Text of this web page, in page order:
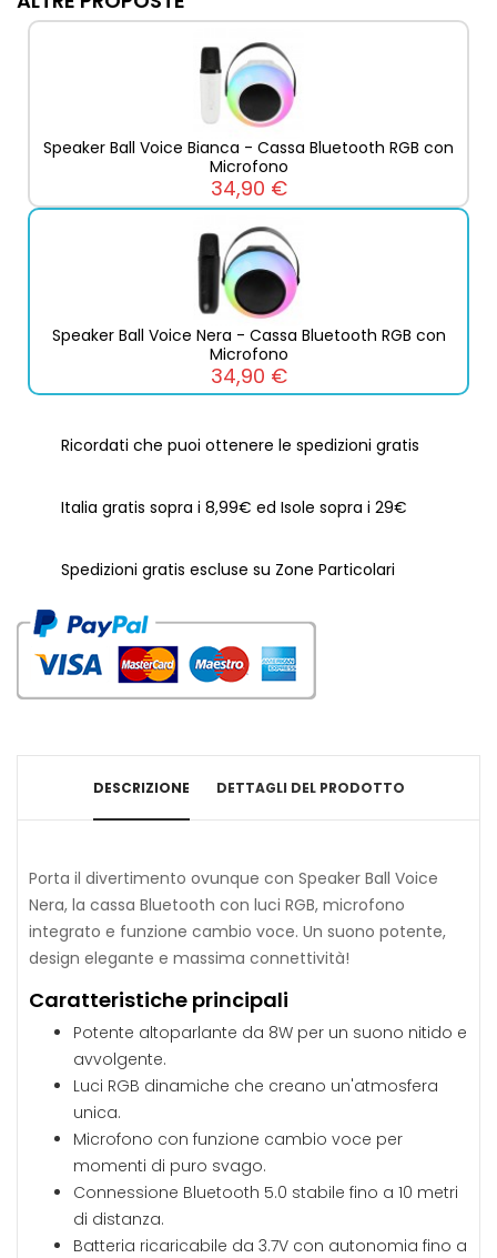
Speaker Ball Voice Bianca - Cassa Bluetooth RGB con
Microfono
34,90 €
Speaker Ball Voice Nera - Cassa Bluetooth RGB con
Microfono
34,90 €
Ricordati che puoi ottenere le spedizioni gratis
Italia gratis sopra i 8,99€ ed Isole sopra i 29€
Spedizioni gratis escluse su Zone Particolari
DESCRIZIONE DETTAGLI DEL PRODOTTO
Porta il divertimento ovunque con Speaker Ball Voice
Nera, la cassa Bluetooth con luci RGB, microfono
integrato e funzione cambio voce. Un suono potente,
design elegante e massima connettività!
Caratteristiche principali
Potente altoparlante da 8W per un suono nitido e
avvolgente.
Luci RGB dinamiche che creano un'atmosfera
unica.
Microfono con funzione cambio voce per
momenti di puro svago.
Connessione Bluetooth 5.0 stabile fino a 10 metri
di distanza.
Batteria ricaricabile da 3.7V con autonomia fino a